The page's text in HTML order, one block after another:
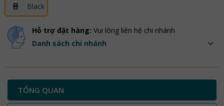
Black
Hỗ trợ đặt hàng: Vui lòng liên hệ chi nhánh
Danh sách chi nhánh
TỔNG QUAN